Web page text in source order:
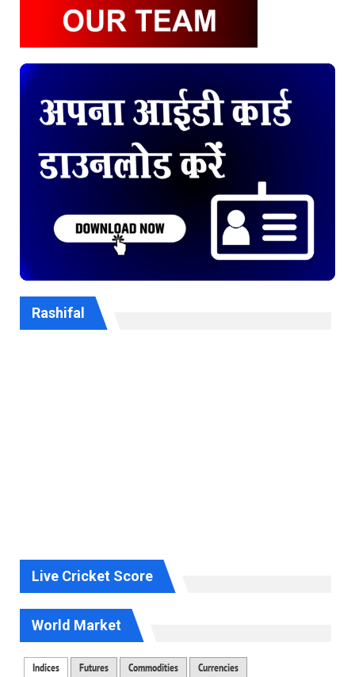
Rashifal
Live Cricket Score
World Market